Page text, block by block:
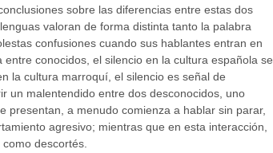
sobre las diferencias entre estas dos
valoran de forma distinta tanto la palabra
confusiones cuando sus hablantes entran en
conocidos, el silencio en la cultura española se
la cultura marroquí, el silencio es señal de
un malentendido entre dos desconocidos, uno
a menudo comienza a hablar sin parar,
agresivo; mientras que en esta interacción,
descortés.